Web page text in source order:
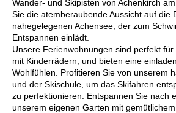
Wander- und Skipisten von Achenkirch
Sie die atemberaubende Aussicht auf die
nahegelegenen Achensee, der zum
Entspannen einlädt.
Unsere Ferienwohnungen sind perfekt
mit Kinderrädern, und bieten eine
Wohlfühlen. Profitieren Sie von unserem
und der Skischule, um das Skifahren
zu perfektionieren. Entspannen Sie nach
unserem eigenen Garten mit